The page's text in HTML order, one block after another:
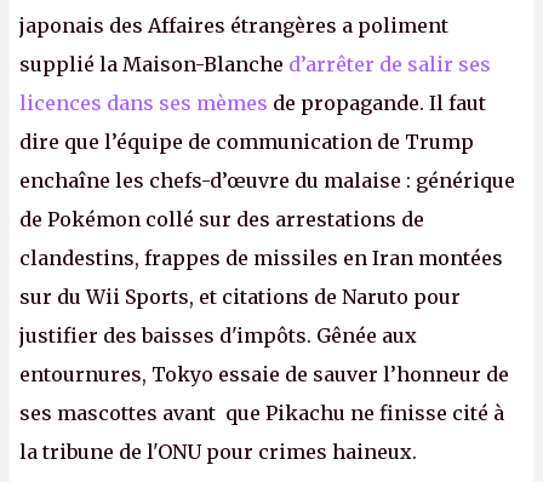
japonais des Affaires étrangères a poliment
supplié la Maison-Blanche d’arrêter de salir ses
licences dans ses mèmes de propagande. Il faut
dire que l’équipe de communication de Trump
enchaîne les chefs-d’œuvre du malaise : générique
de Pokémon collé sur des arrestations de
clandestins, frappes de missiles en Iran montées
sur du Wii Sports, et citations de Naruto pour
justifier des baisses d'impôts. Gênée aux
entournures, Tokyo essaie de sauver l’honneur de
ses mascottes avant que Pikachu ne finisse cité à
la tribune de l'ONU pour crimes haineux.